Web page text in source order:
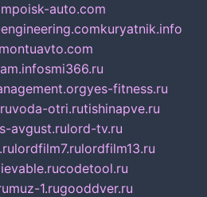
poisk-auto.com
kuryatnik.info
smi366.ru
yes-fitness.ru
voda-otri.rutishinapve.ru
avgust.rulord-tv.ru
lordfilm7.rulordfilm13.ru
codetool.ru
muz-1.rugooddver.ru